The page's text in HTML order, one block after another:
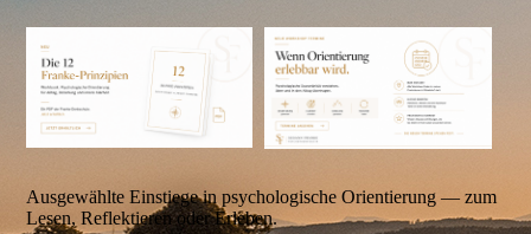
Ausgewählte Einstiege in psychologische Orientierung — zum
Lesen, Reflektieren oder Erleben.